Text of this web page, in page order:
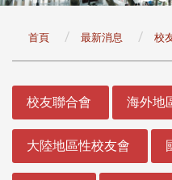
首頁 最新消息 校
校友聯合會 海外地
大陸地區性校友會